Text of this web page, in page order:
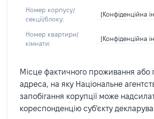
Номер корпусу/
секції/блоку:
[Конфіденційна
Номер квартири/
кімнати:
[Конфіденційна
Місце фактичного проживання або
адреса, на яку Національне
запобігання корупції може
кореспонденцію суб'єкту